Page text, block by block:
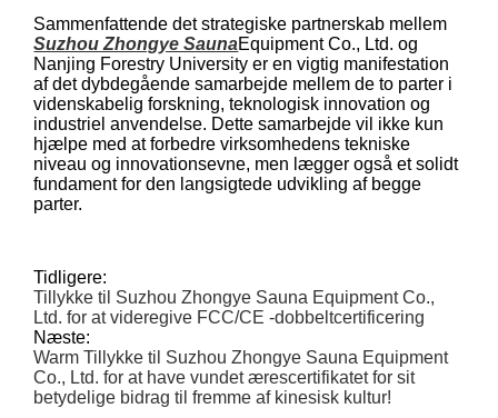
Sammenfattende det strategiske partnerskab mellem
Suzhou Zhongye SaunaEquipment Co., Ltd. og
Nanjing Forestry University er en vigtig manifestation
af det dybdegående samarbejde mellem de to parter i
videnskabelig forskning, teknologisk innovation og
industriel anvendelse. Dette samarbejde vil ikke kun
hjælpe med at forbedre virksomhedens tekniske
niveau og innovationsevne, men lægger også et solidt
fundament for den langsigtede udvikling af begge
parter.
Tidligere:
Tillykke til Suzhou Zhongye Sauna Equipment Co.,
Ltd. for at videregive FCC/CE -dobbeltcertificering
Næste:
Warm Tillykke til Suzhou Zhongye Sauna Equipment
Co., Ltd. for at have vundet ærescertifikatet for sit
betydelige bidrag til fremme af kinesisk kultur!